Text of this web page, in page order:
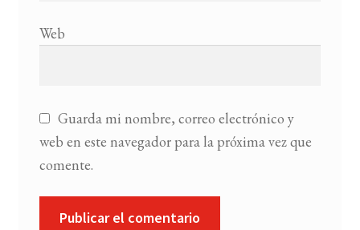
Web
Guarda mi nombre, correo electrónico y
web en este navegador para la próxima vez que
comente.